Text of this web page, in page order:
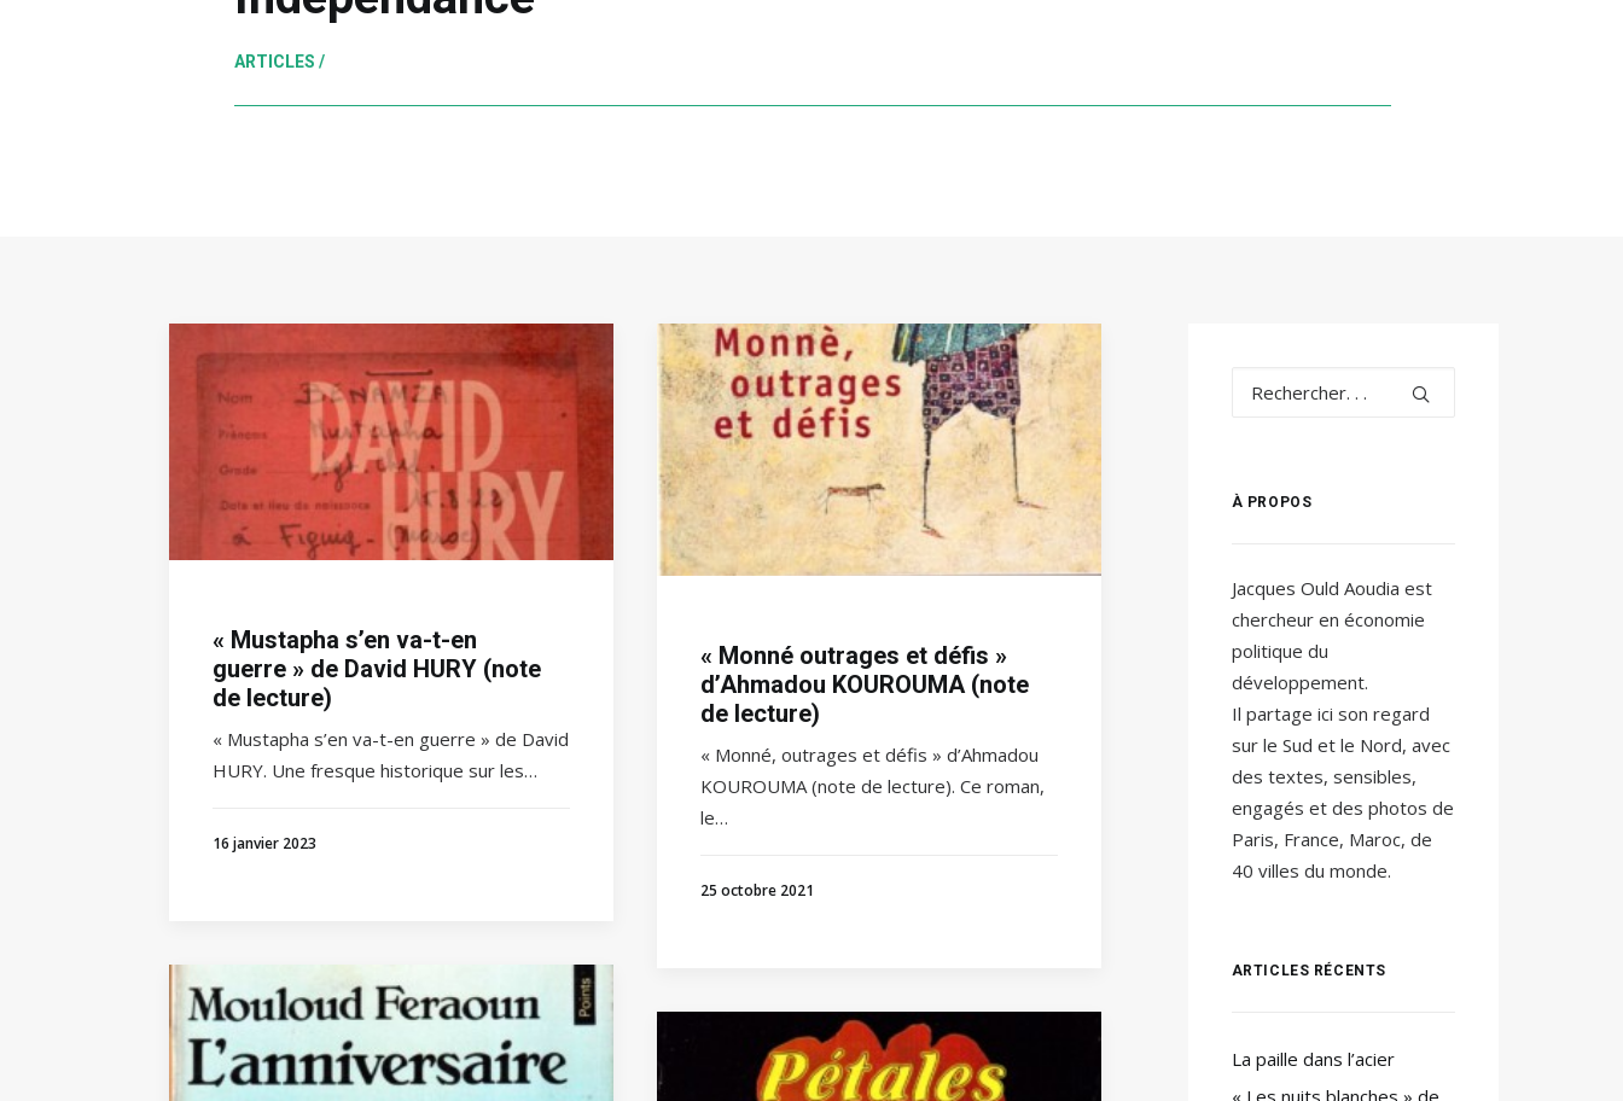
ARTICLES /
« Mustapha s’en va-t-en
guerre » de David HURY (note
de lecture)
« Mustapha s’en va-t-en guerre » de David
HURY. Une fresque historique sur les…
16 janvier 2023
« Monné outrages et défis »
d’Ahmadou KOUROUMA (note
de lecture)
« Monné, outrages et défis » d’Ahmadou
KOUROUMA (note de lecture). Ce roman,
le…
25 octobre 2021
À PROPOS
Jacques Ould Aoudia est
chercheur en économie
politique du
développement.
Il partage ici son regard
sur le Sud et le Nord, avec
des textes, sensibles,
engagés et des photos de
Paris, France, Maroc, de
40 villes du monde.
ARTICLES RÉCENTS
La paille dans l’acier
« Les nuits blanches » de